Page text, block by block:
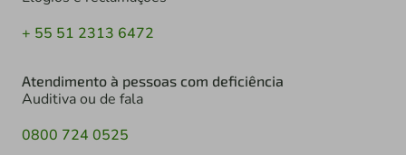
+ 55 51 2313 6472
Atendimento à pessoas com deficiência
Auditiva ou de fala
0800 724 0525